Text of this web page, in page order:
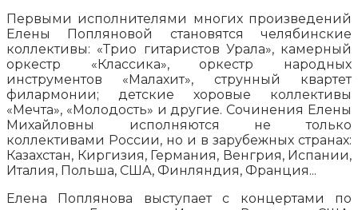
Первыми исполнителями многих произведений
Елены Попляновой становятся челябинские
коллективы: «Трио гитаристов Урала», камерный
оркестр «Классика», оркестр народных
инструментов «Малахит», струнный квартет
филармонии; детские хоровые коллективы
«Мечта», «Молодость» и другие. Сочинения Елены
Михайловны исполняются не только
коллективами России, но и в зарубежных странах:
Казахстан, Киргизия, Германия, Венгрия, Испании,
Италия, Польша, США, Финляндия, Франция...
Елена Поплянова выступает с концертами по